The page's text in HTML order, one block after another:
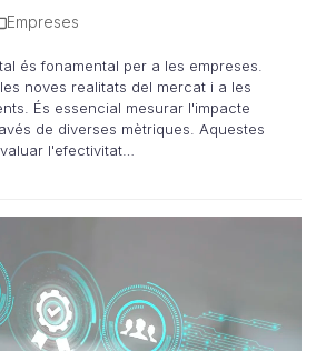
Empreses
és fonamental per a les empreses.
noves realitats del mercat i a les
És essencial mesurar l'impacte
de diverses mètriques. Aquestes
l'efectivitat…